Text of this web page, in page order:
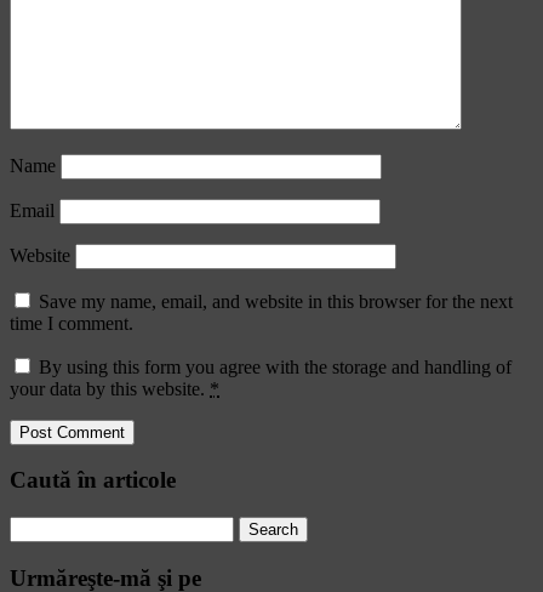
Name
Email
Website
Save my name, email, and website in this browser for the next
time I comment.
By using this form you agree with the storage and handling of
your data by this website. *
Caută în articole
for:
Urmăreşte-mă şi pe